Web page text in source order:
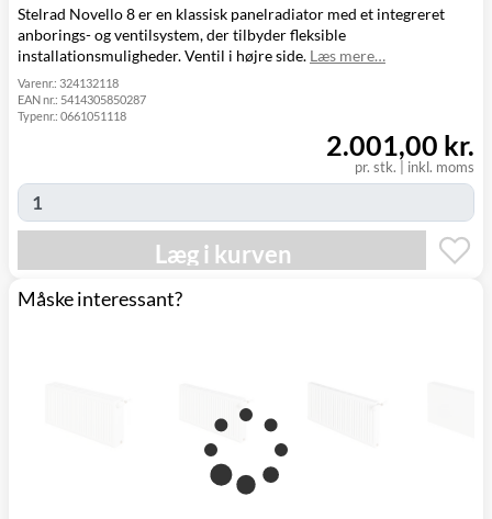
Metode
Pris
Leveres
Levering til
99,00 kr.
Mandag d. 7/9
-
Click&Collect
i Svenstrup
Stelrad Novello 8 er en klassisk panelradiator med et integreret
anborings- og ventilsystem, der tilbyder fleksible
installationsmuligheder. Ventil i højre side. Læs mere…
Varenr.: 324132118
EAN nr.: 5414305850287
Typenr.: 0661051118
pr. stk. inkl. moms
2.001,00 kr.
Læg i kurven
Måske interessant?